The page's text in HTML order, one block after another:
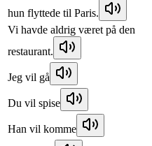
hun flyttede til Paris.
Vi havde aldrig været på den
restaurant.
Jeg vil gå
Du vil spise
Han vil komme